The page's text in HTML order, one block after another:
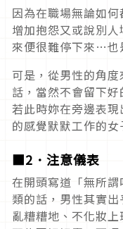
因為在職場無論如
增加抱怨又或說別
來便很難停下來…也
可是，從男性的角
話，當然不會留下
若此時妳在旁邊表現
的感覺默默工作的
■2．注意儀表
在開頭寫道「無所
類的話，男性其實
亂糟糟地、不化妝